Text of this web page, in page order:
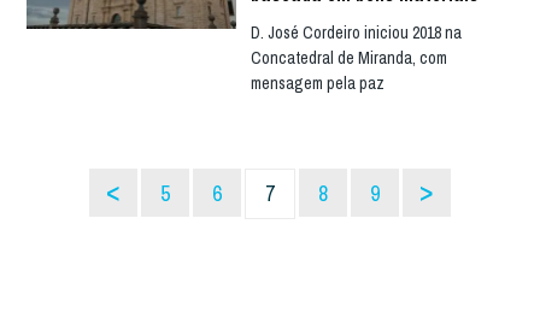
D. José Cordeiro iniciou 2018 na
Concatedral de Miranda, com
mensagem pela paz
< 5 6 7 8 9 >